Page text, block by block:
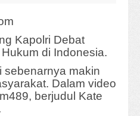
Kapolri Debat
di Indonesia.
sebenarnya makin
Dalam video
berjudul Kate